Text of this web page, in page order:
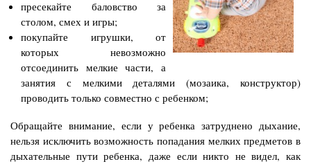
пресекайте баловство за
столом, смех и игры;
покупайте игрушки, от
которых невозможно
отсоединить мелкие части, а
занятия с мелкими деталями (мозаика, конструктор)
проводить только совместно с ребенком;
Обращайте внимание, если у ребенка затруднено дыхание,
нельзя исключить возможность попадания мелких предметов в
дыхательные пути ребенка, даже если никто не видел, как